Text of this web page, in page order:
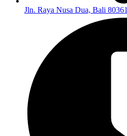
Jln. Raya Nusa Dua, Bali 80361